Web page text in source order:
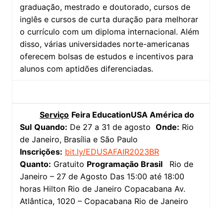
graduação, mestrado e doutorado, cursos de
inglês e cursos de curta duração para melhorar
o currículo com um diploma internacional. Além
disso, várias universidades norte-americanas
oferecem bolsas de estudos e incentivos para
alunos com aptidões diferenciadas.
Serviço Feira EducationUSA América do
Sul Quando: De 27 a 31 de agosto Onde: Rio
de Janeiro, Brasília e São Paulo
Inscrições: bit.ly/EDUSAFAIR2023BR
Quanto: Gratuito Programação Brasil
Rio de
Janeiro – 27 de Agosto Das 15:00 até 18:00
horas Hilton Rio de Janeiro Copacabana Av.
Atlântica, 1020 – Copacabana Rio de Janeiro